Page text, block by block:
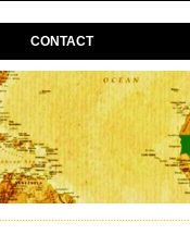
CONTACT